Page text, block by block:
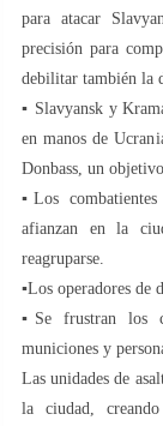
para atacar
precisión para
debilitar también la
▪️ Slavyansk y
en manos de
Donbass, un
▪️Los
afianzan en la
reagruparse.
▪️Los operadores de
▪️Se frustran los
municiones y
Las unidades de
la ciudad,